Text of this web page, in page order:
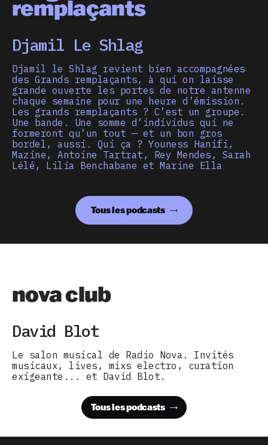
remplaçants
Djamil Le Shlag
Djamil le Shlag revient bien accompagnées
des Grands remplaçants, à qui on laisse
grande ouverte les portes de notre antenne
chaque semaine pour une heure d’émission.
Les grands remplaçants ? C’est un groupe.
Une bande. Une somme d’individus qui ne
formeront qu’un tout — et un bon gros
bordel, aussi. Qui ça ? Youness Hanifi,
Mazine, Antoine Tartrat, Rey Mendes, Sarah
Lélé, Lilia Benchabane et Marine Ella
Tous les podcasts
nova club
David Blot
Le salon musical de Radio Nova. Invités
musicaux, lives, mixs electro, curation
exigeante... et David Blot.
Tous les podcasts